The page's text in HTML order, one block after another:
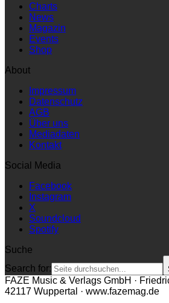
Charts
News
Magazin
Events
Shop
About
Impressum
Datenschutz
AGB
Über uns
Mediadaten
Kontakt
Social Media
Facebook
Instagram
X
Soundcloud
Spotify
Suche
Search for:
FAZE Music & Verlags GmbH ·
42117 Wuppertal · www.fazemag.de